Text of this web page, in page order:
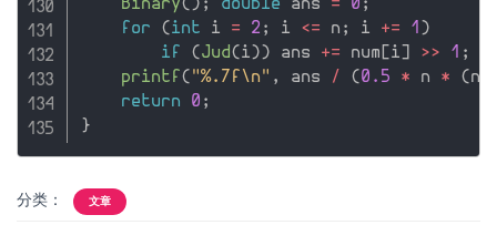
Binary() ; double ans = 0 ;
for
(int i = 2 ; i <= n ; i += 1 )
if
(Jud(i)) ans += num [i] >> 1 ;
printf ( "%.7f\n" , ans / (0.5 * n * (n
return
0 ;
}
分类： 文章